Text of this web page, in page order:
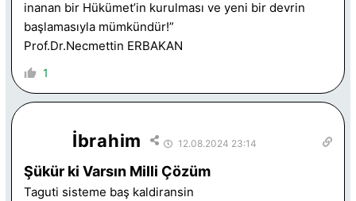
inanan bir Hükümet’in kurulması ve yeni bir devrin
başlamasıyla mümkündür!”
Prof.Dr.Necmettin ERBAKAN
1
İbrahim 12.08.2024 23:14
Şükür ki Varsın Milli Çözüm
Taguti sisteme baş kaldiransin